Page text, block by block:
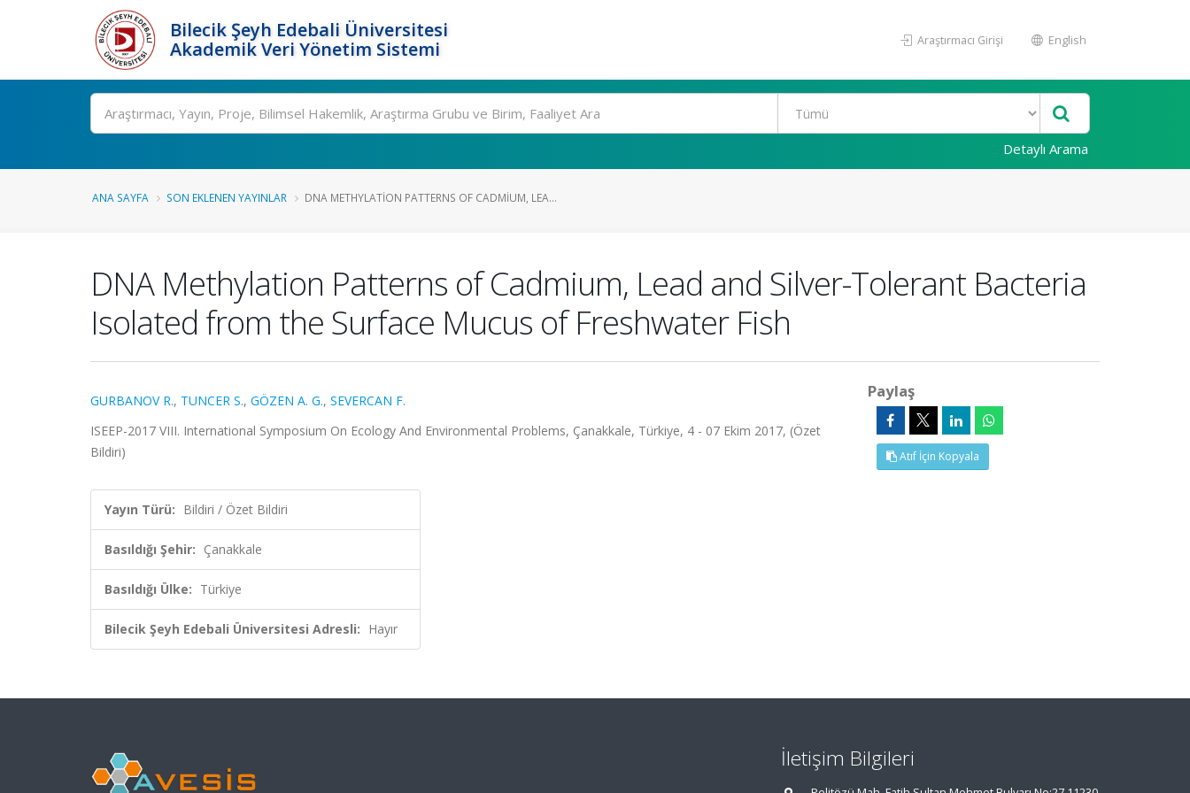
Bilecik Şeyh Edebali Üniversitesi
Akademik Veri Yönetim Sistemi
Araştırmacı Girişi English
Ara
Detaylı Arama
ANA SAYFA SON EKLENEN YAYINLAR DNA METHYLATION PATTERNS OF CADMIUM, LEA...
DNA Methylation Patterns of Cadmium, Lead and Silver-Tolerant Bacteria
Isolated from the Surface Mucus of Freshwater Fish
GURBANOV R., TUNCER S., GÖZEN A. G., SEVERCAN F.
ISEEP-2017 VIII. International Symposium On Ecology And Environmental Problems, Çanakkale, Türkiye, 4 - 07 Ekim 2017, (Özet
Bildiri)
Yayın Türü: Bildiri / Özet Bildiri
Basıldığı Şehir: Çanakkale
Basıldığı Ülke: Türkiye
Bilecik Şeyh Edebali Üniversitesi Adresli: Hayır
Paylaş
Atıf İçin Kopyala
İletişim Bilgileri